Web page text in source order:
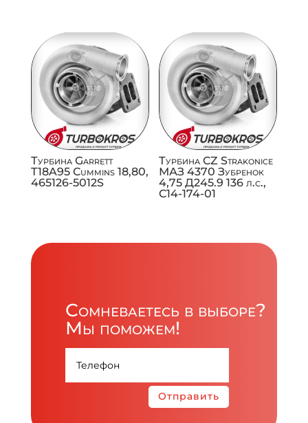
Турбина Garrett
T18A95 Cummins 18,80,
465126-5012S
Турбина CZ Strakonice
МАЗ 4370 Зубренок
4,75 Д245.9 136 л.с.,
C14-174-01
Сомневаетесь в выборе?
Мы поможем!
Отправить